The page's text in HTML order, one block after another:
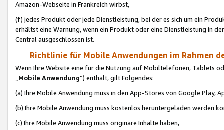
Amazon-Webseite in Frankreich wirbst,
(f) jedes Produkt oder jede Dienstleistung, bei der es sich um ein
erhältst eine Warnung, wenn ein Produkt oder eine Dienstleistung in
Central ausgeschlossen ist.
Richtlinie für Mobile Anwendungen im Rahmen
Wenn Ihre Website eine für die Nutzung auf Mobiltelefonen, Tablets
„Mobile Anwendung“) enthält, gilt Folgendes:
(a) Ihre Mobile Anwendung muss in den App-Stores von Google Play,
(b) Ihre Mobile Anwendung muss kostenlos heruntergeladen werden
(c) Ihre Mobile Anwendung muss originäre Inhalte haben,